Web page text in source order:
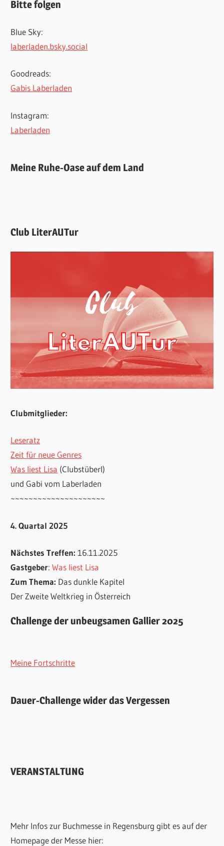
Bitte folgen
Blue Sky:
laberladen.bsky.social
Goodreads:
Gabis Laberladen
Instagram:
Laberladen
Meine Ruhe-Oase auf dem Land
Club LiterAUTur
Clubmitglieder:
Leseratz
Zeit für neue Genres
Was liest Lisa (Clubstüberl)
und Gabi vom Laberladen
~~~~~~~~~~~~~~~~~~~~~
4. Quartal 2025
Nächstes Treffen:16.11.2025
Gastgeber:Was liest Lisa
Zum Thema: Das dunkle Kapitel
Der Zweite Weltkrieg in Österreich
Challenge der unbeugsamen Gallier 2025
Meine Fortschritte
Dauer-Challenge wider das Vergessen
VERANSTALTUNG
Mehr Infos zur Buchmesse in Regensburg gibt es auf der
Homepage der Messe hier: